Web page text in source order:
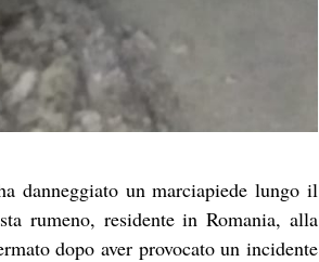
danneggiato un marciapiede lungo il
rumeno, residente in Romania, alla
dopo aver provocato un incidente